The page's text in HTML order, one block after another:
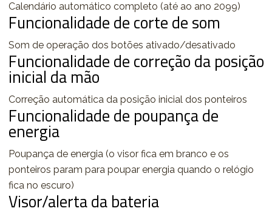
Calendário automático completo (até ao ano 2099)
Funcionalidade de corte de som
Som de operação dos botões ativado/desativado
Funcionalidade de correção da posição
inicial da mão
Correção automática da posição inicial dos ponteiros
Funcionalidade de poupança de
energia
Poupança de energia (o visor fica em branco e os
ponteiros param para poupar energia quando o relógio
fica no escuro)
Visor/alerta da bateria